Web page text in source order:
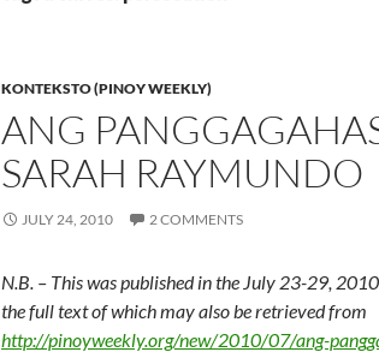
KONTEKSTO (PINOY WEEKLY)
ANG
SARAH RAYMUNDO
JULY 24, 2010 2 COMMENTS
N.B. – This was published in the July 23-29,
the full text of which may also be retrieved from
http://pinoyweekly.org/new/2010/07/ang-